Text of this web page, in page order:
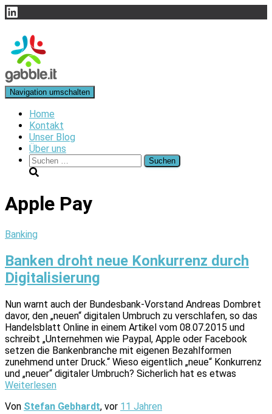
LinkedIn
Navigation umschalten
Home
Kontakt
Unser Blog
Über uns
Suchen
nach:
Apple Pay
Banking
Banken droht neue Konkurrenz durch
Digitalisierung
Nun warnt auch der Bundesbank-Vorstand Andreas Dombret
davor, den „neuen“ digitalen Umbruch zu verschlafen, so das
Handelsblatt Online in einem Artikel vom 08.07.2015 und
schreibt „Unternehmen wie Paypal, Apple oder Facebook
setzen die Bankenbranche mit eigenen Bezahlformen
zunehmend unter Druck.“ Wieso eigentlich „neue“ Konkurrenz
und „neuer“ digitaler Umbruch? Sicherlich hat es etwas
Weiterlesen
Von Stefan Gebhardt, vor 11 Jahren